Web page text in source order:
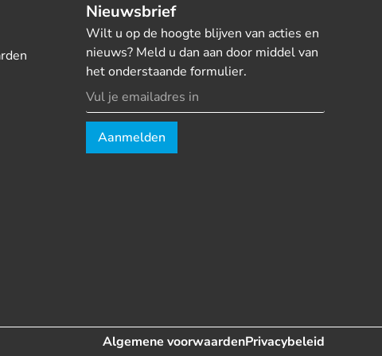
Nieuwsbrief
Wilt u op de hoogte blijven van acties en
nieuws? Meld u dan aan door middel van
het onderstaande formulier.
Aanmelden
Algemene voorwaardenPrivacybeleid